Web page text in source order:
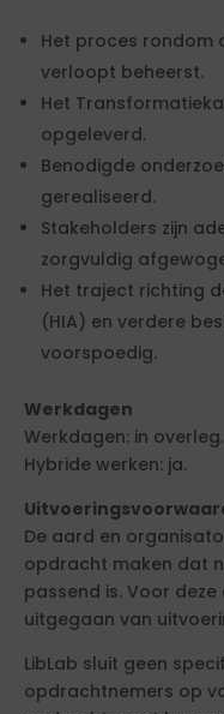
Het proces rondom
verloopt beheerst.
Het
opgeleverd.
Benodigde
gerealiseerd.
Stakeholders zijn
zorgvuldig
Het traject richting
(HIA) en verdere
voorspoedig.
Werkdagen
Werkdagen: in overleg.
Hybride werken: ja.
De aard en
opdracht maken dat
passend is. Voor
uitgegaan van
LibLab sluit geen
opdrachtnemers op